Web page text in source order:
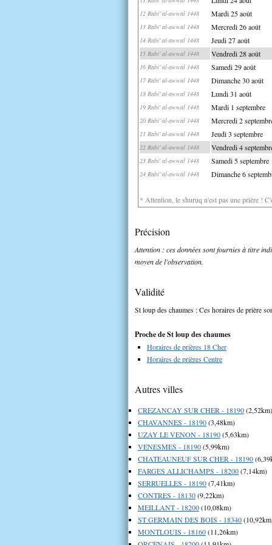
12 Rabi' al-awwal 1448 Mardi 25 août
13 Rabi' al-awwal 1448 Mercredi 26 août
14 Rabi' al-awwal 1448 Jeudi 27 août
15 Rabi' al-awwal 1448 Vendredi 28 août
16 Rabi' al-awwal 1448 Samedi 29 août
17 Rabi' al-awwal 1448 Dimanche 30 août
18 Rabi' al-awwal 1448 Lundi 31 août
19 Rabi' al-awwal 1448 Mardi 1 septembre
20 Rabi' al-awwal 1448 Mercredi 2
21 Rabi' al-awwal 1448 Jeudi 3 septembre
22 Rabi' al-awwal 1448 Vendredi 4
23 Rabi' al-awwal 1448 Samedi 5 septembre
24 Rabi' al-awwal 1448 Dimanche 6
* Attention, le shuruq n'est pas une prière !
Précision
Attention : ces données sont fournies à titre
moyen de l'observation.
Validité
St loup des chaumes : Ces horaires de prière
Proche de St loup des chaumes
Horaires de prières 18 Cher
Horaires de prières Centre
Autres villes
CREZANCAY SUR CHER - 18190(2,52km)
CHAVANNES - 18190(3,48km)
UZAY LE VENON - 18190(5,63km)
VENESMES - 18190(5,99km)
CHATEAUNEUF SUR CHER - 18190
FARGES ALLICHAMPS - 18200(7,14km)
SERRUELLES - 18190(7,41km)
CONTRES - 18130(9,22km)
MEILLANT - 18200(10,08km)
ST GERMAIN DES BOIS - 18340
MONTLOUIS - 18160(11,26km)